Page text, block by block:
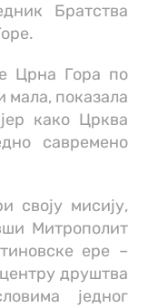
Братства
Црна Гора по
мала, показала
како Црква
савремено
своју мисију,
Митрополит
ере –
друштва
једног